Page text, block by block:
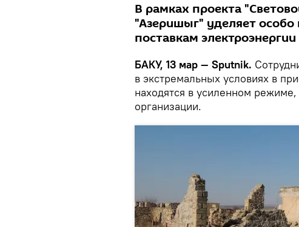
В рамках проекта
"Азеришыг" уделяет
поставкам
БАКУ, 13 мар — Sputnik.
в экстремальных условиях в
находятся в усиленном режиме,
организации.